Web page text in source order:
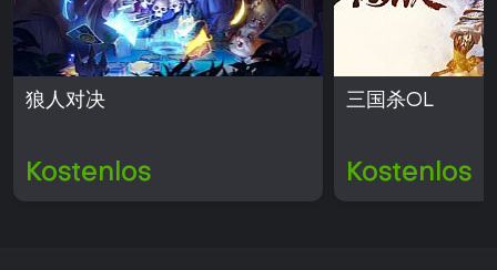
狼人对决
Kostenlos
三国杀OL
Kostenlos